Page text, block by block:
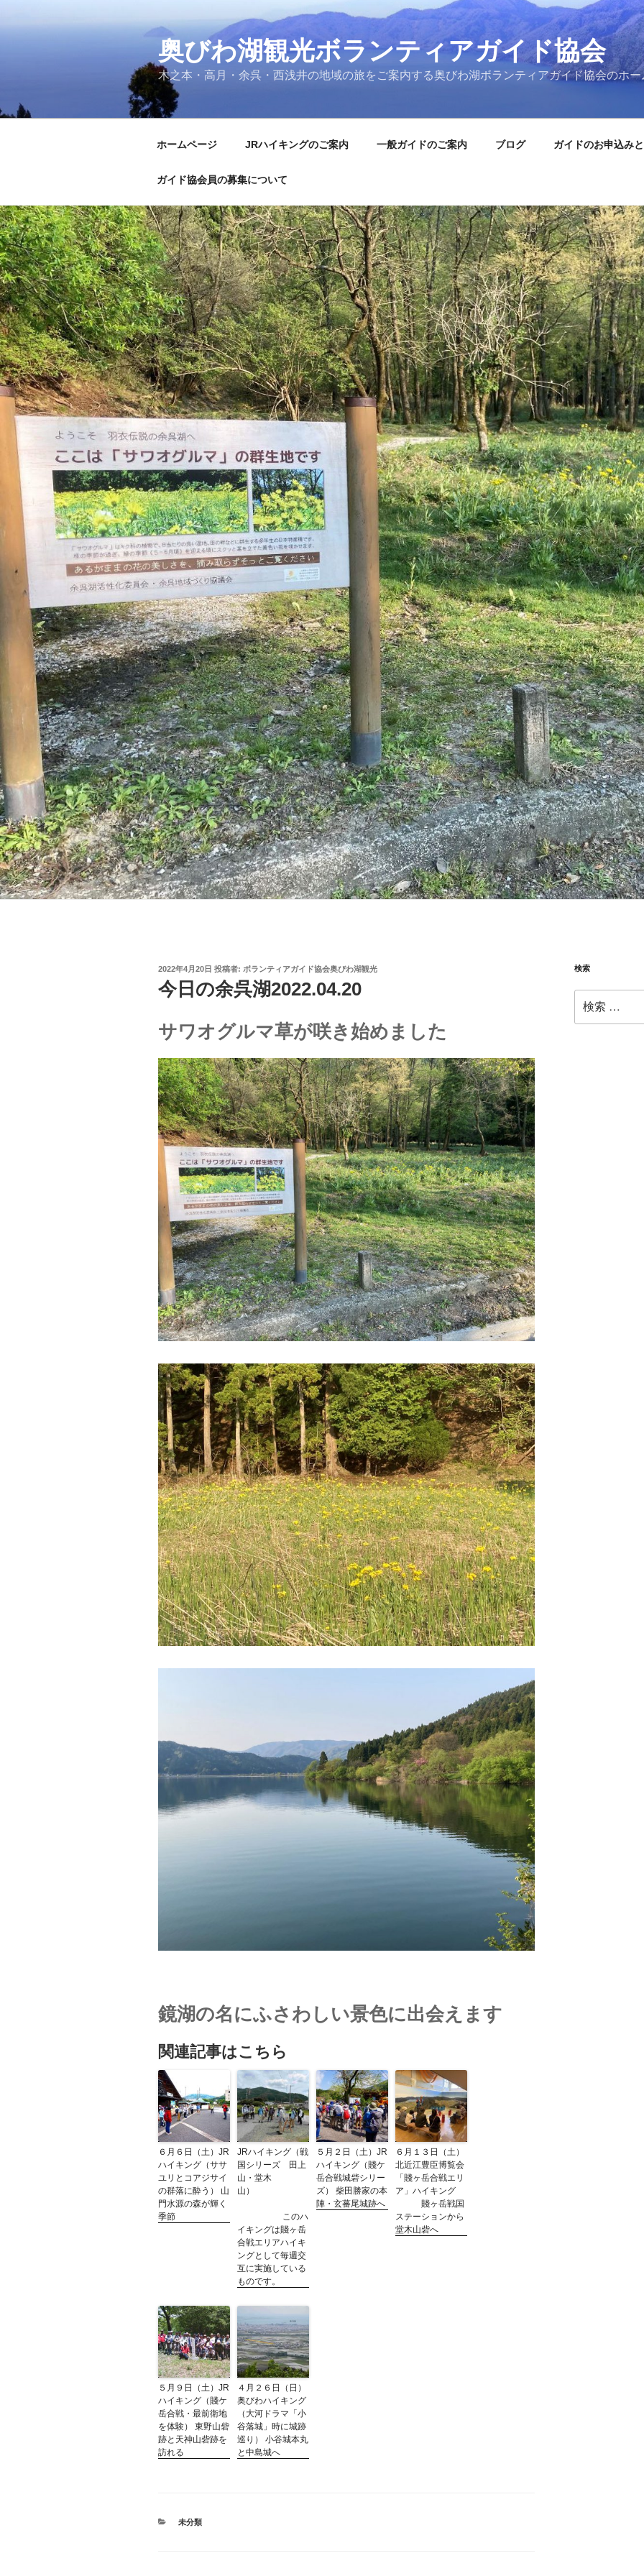
ス
奥びわ湖観光ボランティアガイド協会
木之本・高月・余呉・西浅井の地域の旅をご案内する奥びわ湖ボランティアガイド協会のホ
ホームページ JRハイキングのご案内 一般ガイドのご案内 ブログ ガイドのお申込み
ガイド協会員の募集について
投
稿
日:
2022年4月20日 投稿者: ボランティアガイド協会奥びわ湖観光
今日の余呉湖2022.04.20
サワオグルマ草が咲き始めました
鏡湖の名にふさわしい景色に出会えます
関連記事はこちら
６月６日（土）JR
ハイキング（ササ
ユリとコアジサイ
の群落に酔う） 山
門水源の森が輝く
季節
JRハイキング（戦
国シリーズ 田上
山・堂木
山）
このハ
イキングは賤ヶ岳
合戦エリアハイキ
ングとして毎週交
互に実施している
ものです。
５月２日（土）JR
ハイキング（賤ケ
岳合戦城砦シリー
ズ） 柴田勝家の本
陣・玄蕃尾城跡へ
６月１３日（土）
北近江豊臣博覧会
「賤ヶ岳合戦エリ
ア」ハイキング
賤ヶ岳戦国
ステーションから
堂木山砦へ
５月９日（土）JR
ハイキング（賤ケ
岳合戦・最前衛地
を体験） 東野山砦
跡と天神山砦跡を
訪れる
４月２６日（日）
奥びわハイキング
（大河ドラマ「小
谷落城」時に城跡
巡り） 小谷城本丸
と中島城へ
カ
未分類
検索
索: